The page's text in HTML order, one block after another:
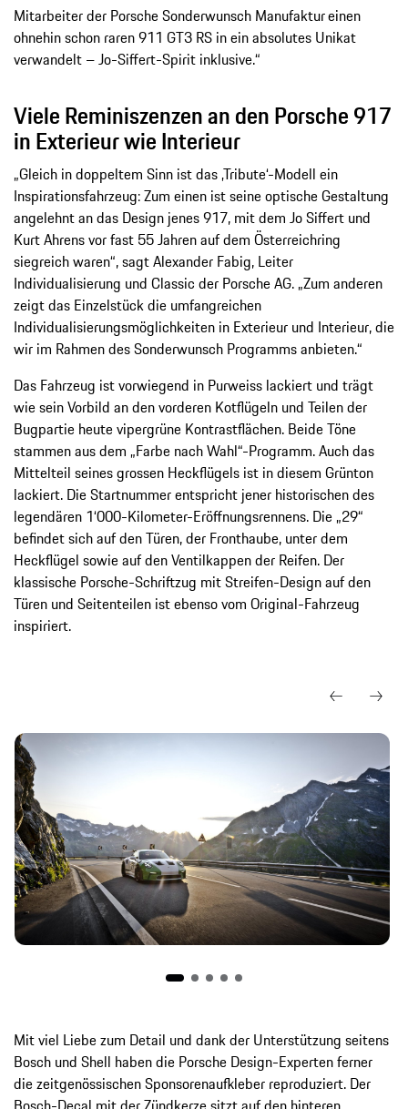
Mitarbeiter der Porsche Sonderwunsch Manufaktureinen
ohnehin schon raren 911 GT3 RS in ein absolutes Unikat
verwandelt – Jo-Siffert-Spirit inklusive.“
Viele Reminiszenzen an den Porsche 917
in Exterieur wie Interieur
„Gleich in doppeltem Sinn ist das ‚Tribute‘-Modell ein
Inspirationsfahrzeug: Zum einen ist seine optische Gestaltung
angelehnt an das Design jenes 917, mit dem Jo Siffert und
Kurt Ahrens vor fast 55 Jahren auf dem Österreichring
siegreich waren“, sagt Alexander Fabig, Leiter
Individualisierung und Classic der Porsche AG. „Zum anderen
zeigt das Einzelstück die umfangreichen
Individualisierungsmöglichkeiten in Exterieur und Interieur, die
wir im Rahmen des Sonderwunsch Programms anbieten.“
Das Fahrzeug ist vorwiegend in Purweiss lackiert und trägt
wie sein Vorbild an den vorderen Kotflügeln und Teilen der
Bugpartie heute vipergrüne Kontrastflächen. Beide Töne
stammen aus dem „Farbe nach Wahl“-Programm. Auch das
Mittelteil seines grossen Heckflügels ist in diesem Grünton
lackiert. Die Startnummer entspricht jener historischen des
legendären 1‘000-Kilometer-Eröffnungsrennens. Die „29“
befindet sich auf den Türen, der Fronthaube, unter dem
Heckflügel sowie auf den Ventilkappen der Reifen. Der
klassische Porsche-Schriftzug mit Streifen-Design auf den
Türen und Seitenteilen ist ebenso vom Original-Fahrzeug
inspiriert.
Mit viel Liebe zum Detail und dank der Unterstützung seitens
Bosch und Shell haben die Porsche Design-Experten ferner
die zeitgenössischen Sponsorenaufkleber reproduziert. Der